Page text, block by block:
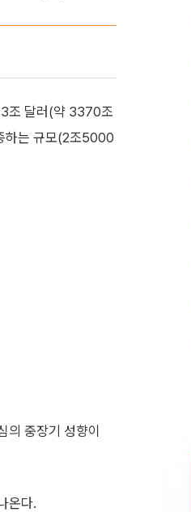
조 달러(약 3370조
하는 규모(2조5000
의 중장기 성향이
온다.